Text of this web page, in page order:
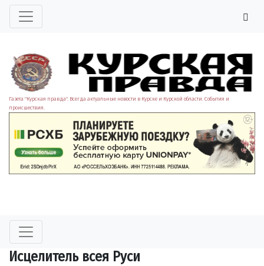
Газета "Курская правда". Всегда актуальные новости в Курске и Курской области. События и
происшествия.
Исцелитель всея Руси